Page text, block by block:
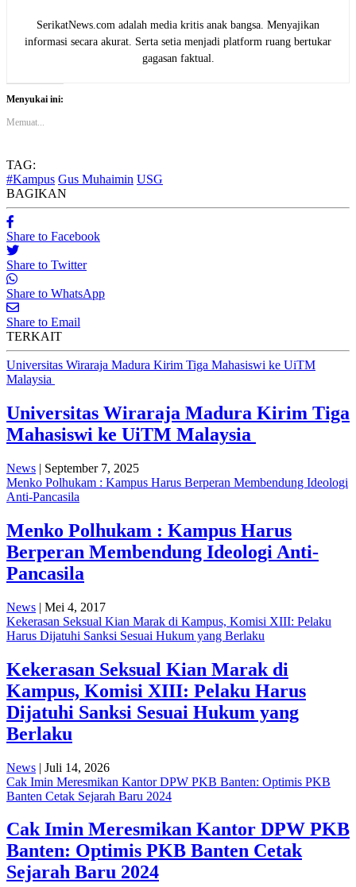
SerikatNews.com adalah media kritis anak bangsa. Menyajikan
informasi secara akurat. Serta setia menjadi platform ruang bertukar
gagasan faktual.
Menyukai ini:
Memuat...
TAG:
#Kampus Gus Muhaimin USG
BAGIKAN
Share to Facebook
Share to Twitter
Share to WhatsApp
Share to Email
TERKAIT
Universitas Wiraraja Madura Kirim Tiga Mahasiswi ke UiTM
Malaysia
Universitas Wiraraja Madura Kirim Tiga
Mahasiswi ke UiTM Malaysia
News | September 7, 2025
Menko Polhukam : Kampus Harus Berperan Membendung Ideologi
Anti-Pancasila
Menko Polhukam : Kampus Harus
Berperan Membendung Ideologi Anti-
Pancasila
News | Mei 4, 2017
Kekerasan Seksual Kian Marak di Kampus, Komisi XIII: Pelaku
Harus Dijatuhi Sanksi Sesuai Hukum yang Berlaku
Kekerasan Seksual Kian Marak di
Kampus, Komisi XIII: Pelaku Harus
Dijatuhi Sanksi Sesuai Hukum yang
Berlaku
News | Juli 14, 2026
Cak Imin Meresmikan Kantor DPW PKB Banten: Optimis PKB
Banten Cetak Sejarah Baru 2024
Cak Imin Meresmikan Kantor DPW PKB
Banten: Optimis PKB Banten Cetak
Sejarah Baru 2024